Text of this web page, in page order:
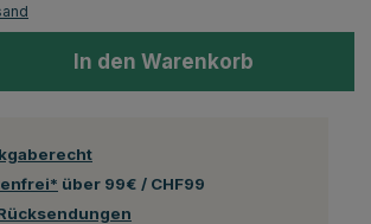
In den Warenkorb
über 99€ / CHF99